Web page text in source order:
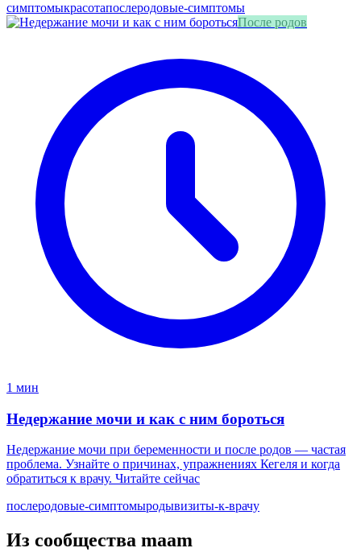
симптомыкрасотапослеродовые-симптомы
После родов
1 мин
Недержание мочи и как с ним бороться
Недержание мочи при беременности и после родов — частая
проблема. Узнайте о причинах, упражнениях Кегеля и когда
обратиться к врачу. Читайте сейчас
послеродовые-симптомыродывизиты-к-врачу
Из сообщества maam